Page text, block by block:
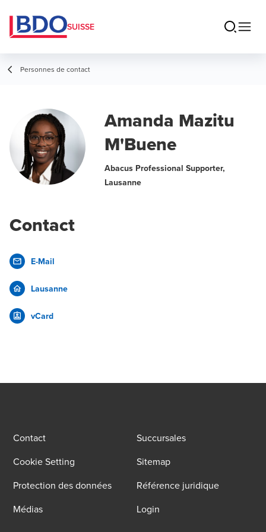
SUISSE
Personnes de contact
Amanda Mazitu
M'Buene
Abacus Professional Supporter,
Lausanne
Contact
E-Mail
Lausanne
vCard
Contact
Succursales
Cookie Setting
Sitemap
Protection des données
Référence juridique
Médias
Login